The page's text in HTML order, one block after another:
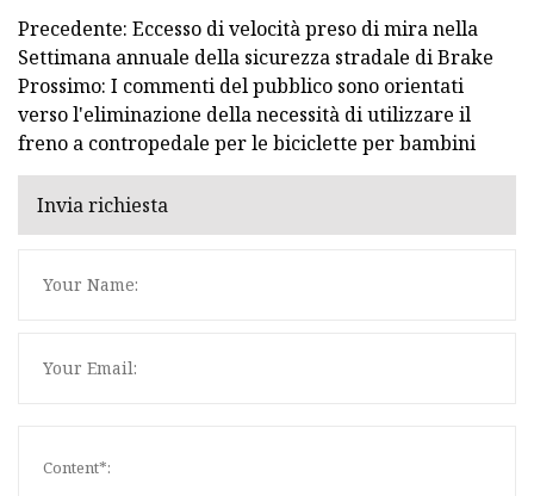
Precedente: Eccesso di velocità preso di mira nella
Settimana annuale della sicurezza stradale di Brake
Prossimo: I commenti del pubblico sono orientati
verso l'eliminazione della necessità di utilizzare il
freno a contropedale per le biciclette per bambini
Invia richiesta